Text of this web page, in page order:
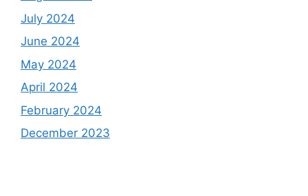
July 2024
June 2024
May 2024
April 2024
February 2024
December 2023